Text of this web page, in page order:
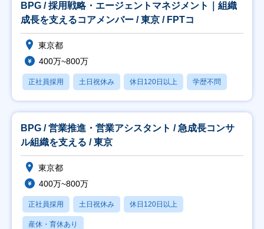
BPG / 採用戦略・エージェントマネジメント｜組織
成長を支えるコアメンバー / 東京 / FPTコ
東京都
400万~800万
正社員採用 土日祝休み 休日120日以上 学歴不問
BPG / 営業推進・営業アシスタント / 急成長コンサ
ル組織を支える / 東京
東京都
400万~800万
正社員採用 土日祝休み 休日120日以上
産休・育休あり